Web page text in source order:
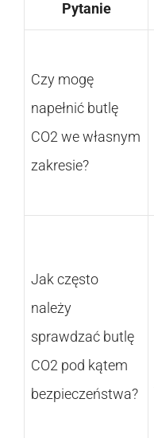
Pytanie
Czy mogę
napełnić butlę
CO2 we własnym
zakresie?
Jak często
należy
sprawdzać butlę
CO2 pod kątem
bezpieczeństwa?